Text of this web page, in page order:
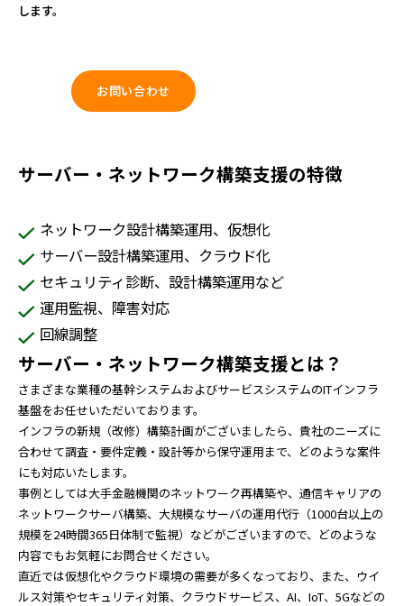
します。
お問い合わせ
サーバー・ネットワーク構築支援の特徴
ネットワーク設計構築運用、仮想化
サーバー設計構築運用、クラウド化
セキュリティ診断、設計構築運用など
運用監視、障害対応
回線調整
サーバー・ネットワーク構築支援とは？
さまざまな業種の基幹システムおよびサービスシステムのITインフラ
基盤をお任せいただいております。
インフラの新規（改修）構築計画がございましたら、貴社のニーズに
合わせて調査・要件定義・設計等から保守運用まで、どのような案件
にも対応いたします。
事例としては大手金融機関のネットワーク再構築や、通信キャリアの
ネットワークサーバ構築、大規模なサーバの運用代行（1000台以上の
規模を24時間365日体制で監視）などがございますので、どのような
内容でもお気軽にお問合せください。
直近では仮想化やクラウド環境の需要が多くなっており、また、ウイ
ルス対策やセキュリティ対策、クラウドサービス、AI、IoT、5Gなどの